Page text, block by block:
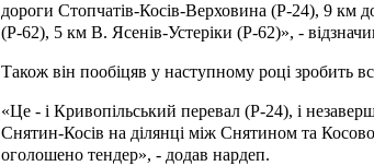
дороги Стопчатів-Косів-Верховина (Р-24), 9 км
(Р-62), 5 км В. Ясенів-Устеріки (Р-62)», -
Також він пообіцяв у наступному році зробить
«Це - і Кривопільський перевал (Р-24), і
Снятин-Косів на ділянці між Снятином та
оголошено тендер», - додав нардеп.